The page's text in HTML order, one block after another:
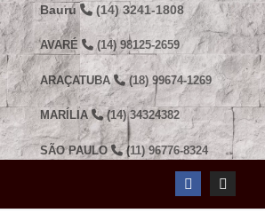
Bauru (14) 3241-1808
AVARÉ (14) 98125-2659
ARAÇATUBA (18) 99674-1269
MARÍLIA (14) 34324382
SÃO PAULO (11) 96776-8324